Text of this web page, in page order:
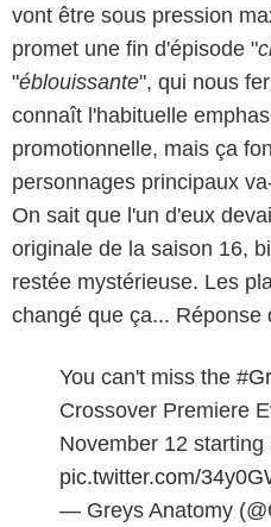
vont être sous pression
promet une fin d'épisode "
"éblouissante", qui nous
connaît l'habituelle
promotionnelle, mais ça
personnages principaux
On sait que l'un d'eux
originale de la saison 16,
restée mystérieuse. Les
changé que ça... Réponse
You can't miss the
Crossover Premiere
November 12 starting
pic.twitter.com/
— Greys Anatomy